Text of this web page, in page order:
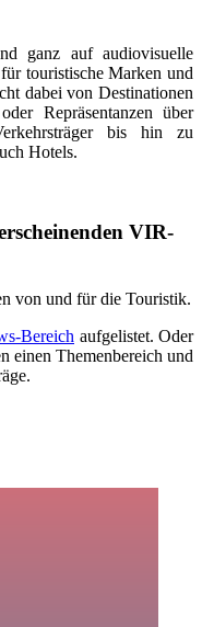
ganz auf audiovisuelle
touristische Marken und
dabei von Destinationen
Repräsentanzen über
bis hin zu
Hotels.
VIR-
von und für die Touristik.
Bereich aufgelistet. Oder
einen Themenbereich und